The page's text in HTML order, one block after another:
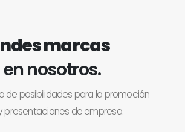
marcas
nosotros.
de posibilidades para la promoción
presentaciones de empresa.